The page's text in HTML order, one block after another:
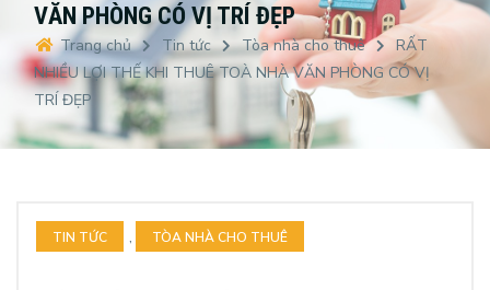
VĂN PHÒNG CÓ VỊ TRÍ ĐẸP
Trang chủ Tin tức Tòa nhà cho thuê
RẤT
NHIỀU LỢI THẾ KHI THUÊ TOÀ NHÀ VĂN PHÒNG CÓ VỊ
TRÍ ĐẸP
TIN TỨC , TÒA NHÀ CHO THUÊ